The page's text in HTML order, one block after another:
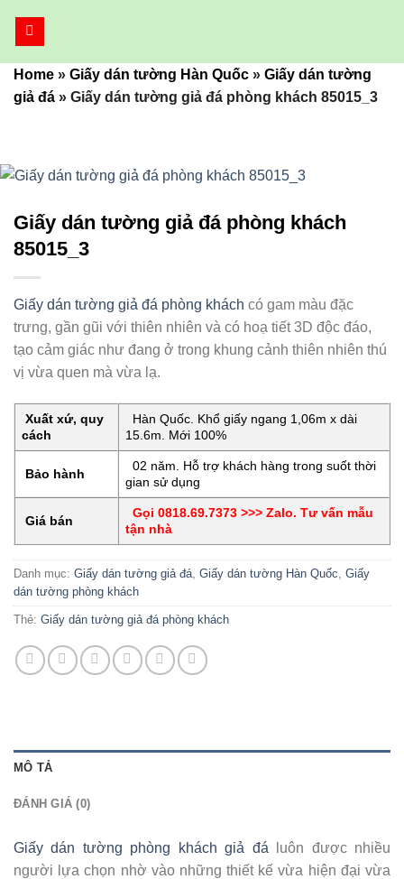
dungHome » Giấy dán tường Hàn Quốc » Giấy dán tường
giả đá » Giấy dán tường giả đá phòng khách 85015_3
Giấy dán tường giả đá phòng khách
85015_3
Giấy dán tường giả đá phòng khách có gam màu đặc
trưng, gần gũi với thiên nhiên và có hoạ tiết 3D độc đáo,
tạo cảm giác như đang ở trong khung cảnh thiên nhiên thú
vị vừa quen mà vừa lạ.
Xuất xứ, quy
cách
Hàn Quốc. Khổ giấy ngang 1,06m x dài
15.6m. Mới 100%
Bảo hành
02 năm. Hỗ trợ khách hàng trong suốt thời
gian sử dụng
Giá bán
Gọi 0818.69.7373 >>> Zalo. Tư vấn mẫu
tận nhà
Danh mục: Giấy dán tường giả đá Giấy dán tường Hàn Quốc Giấy
dán tường phòng khách
Thẻ: Giấy dán tường giả đá phòng khách
MÔ TẢ
ĐÁNH GIÁ (0)
Giấy dán tường phòng khách giả đá luôn được nhiều
người lựa chọn nhờ vào những thiết kế vừa hiện đại vừa